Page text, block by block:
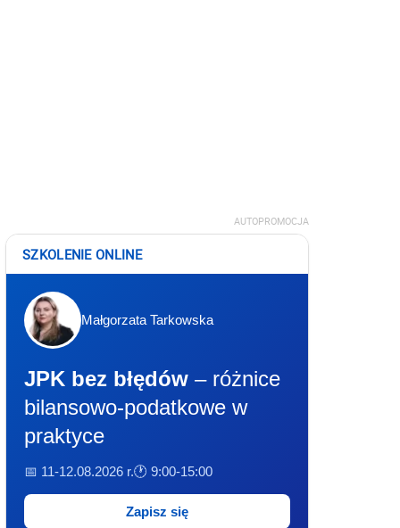
AUTOPROMOCJA
SZKOLENIE ONLINE
Małgorzata Tarkowska
JPK bez błędów – różnice
bilansowo-podatkowe w
praktyce
📅 11-12.08.2026 r.🕐 9:00-15:00
Zapisz się